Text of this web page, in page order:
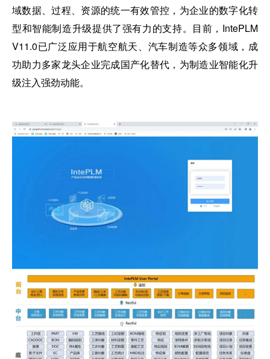
域数据、过程、资源的统一有效管控，为企业的数字化转
型和智能制造升级提供了强有力的支持。目前，IntePLM
V11.0已广泛应用于航空航天、汽车制造等众多领域，成
功助力多家龙头企业完成国产化替代，为制造业智能化升
级注入强劲动能。